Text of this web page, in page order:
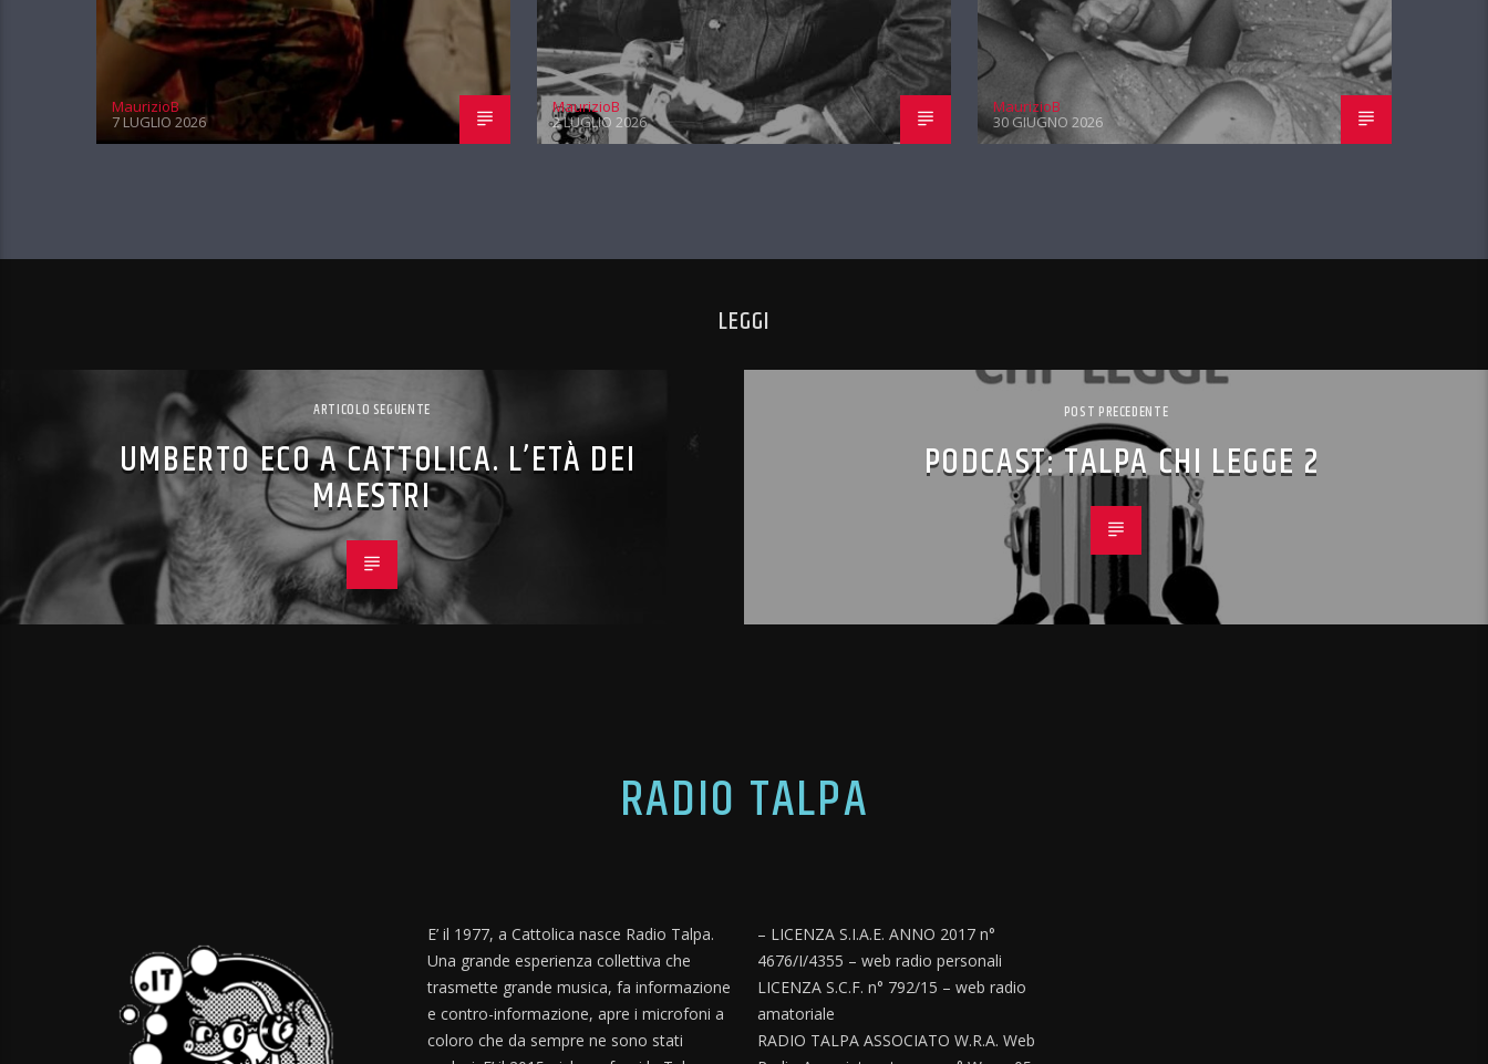
MaurizioB
7 LUGLIO 2026
MaurizioB
2 LUGLIO 2026
MaurizioB
30 GIUGNO 2026
LEGGI
ARTICOLO SEGUENTE
UMBERTO ECO A CATTOLICA. L’ETÀ DEI
MAESTRI
POST PRECEDENTE
PODCAST: TALPA CHI LEGGE 2
RADIO TALPA
E’ il 1977, a Cattolica nasce Radio Talpa.
Una grande esperienza collettiva che
trasmette grande musica, fa informazione
e contro-informazione, apre i microfoni a
coloro che da sempre ne sono stati
– LICENZA S.I.A.E. ANNO 2017 n°
4676/I/4355 – web radio personali
LICENZA S.C.F. n° 792/15 – web radio
amatoriale
RADIO TALPA ASSOCIATO W.R.A. Web